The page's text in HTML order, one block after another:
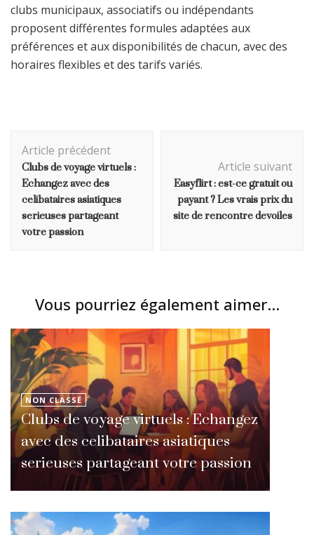
clubs municipaux, associatifs ou indépendants
proposent différentes formules adaptées aux
préférences et aux disponibilités de chacun, avec des
horaires flexibles et des tarifs variés.
d'article
Article précédent
Clubs de voyage virtuels :
Echangez avec des
celibataires asiatiques
serieuses partageant
votre passion
Article suivant
Easyflirt : est-ce gratuit ou
payant ? Les vrais prix du
site de rencontre devoiles
Vous pourriez également aimer...
NON CLASSÉ
Clubs de voyage virtuels : Echangez
avec des celibataires asiatiques
serieuses partageant votre passion